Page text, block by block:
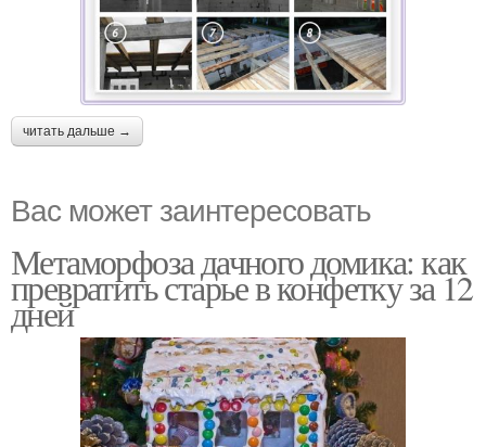
читать дальше →
Вас может заинтересовать
Метаморфоза дачного домика: как
превратить старье в конфетку за 12
дней